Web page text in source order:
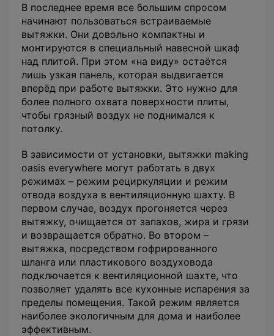
В последнее время все большим спросом
начинают пользоваться встраиваемые
вытяжки. Они довольно компактны и
монтируются в специальный навесной шкаф
над плитой. При этом «на виду» остаётся
лишь узкая панель, которая выдвигается
вперёд при работе вытяжки. Это нужно для
более полного охвата поверхности плиты,
чтобы грязный воздух не поднимался к
потолку.
В зависимости от установки, вытяжки making
oasis everywhere могут работать в двух
режимах – режим рециркуляции и режим
отвода воздуха в вентиляционную шахту. В
первом случае, воздух прогоняется через
вытяжку, очищается от запахов, жира и грязи
и возвращается обратно. Во втором –
вытяжка, посредством гофрированного
шланга или пластикового воздуховода
подключается к вентиляционной шахте, что
позволяет удалять все кухонные испарения за
пределы помещения. Такой режим является
наиболее экологичным для дома и наиболее
эффективным.